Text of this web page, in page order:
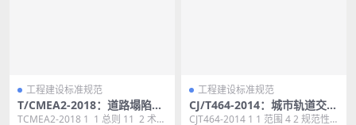
工程建设标准规范
T/CMEA2-2018：道路塌陷隐
患雷达检测技术规范
TCMEA2-2018 1 1 总则 11 2 术
工程建设标准规范
CJ/T464-2014：城市轨道交通
桥梁盆式支座
CJT464-2014 1 1 范围 4 2 规范性